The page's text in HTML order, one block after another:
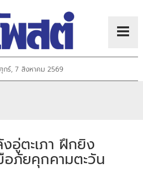
ศุกร์, 7 สิงหาคม 2569
อู่ตะเภา ฝึกยิง
ภัยคุกคามตะวัน